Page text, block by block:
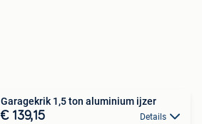
Garagekrik 1,5 ton aluminium ijzer
€ 139,15 Details